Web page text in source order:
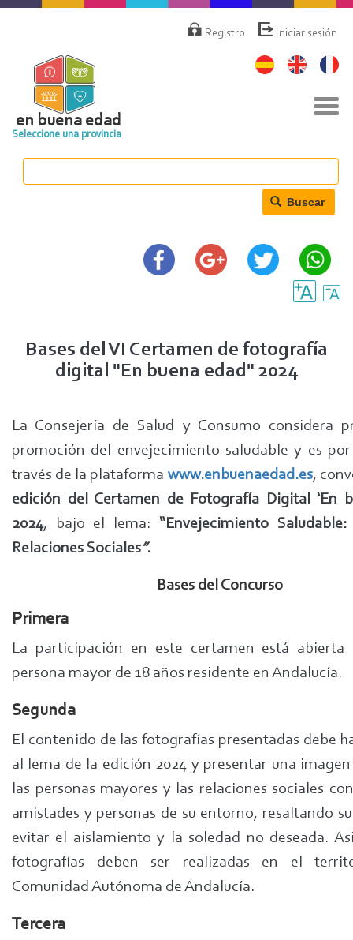
Pasar
contenido
principal
deRegistro Iniciar sesión
en buena edad
Seleccione una provincia
Buscar
Bases del VI Certamen de fotografía
digital "En buena edad" 2024
La Consejería de Salud y Consumo considera
promoción del envejecimiento saludable y es
través de la plataforma www.enbuenaedad.es,
edición del Certamen de Fotografía Digital ‘En
2024, bajo el lema: “Envejecimiento
Relaciones Sociales”.
Bases del Concurso
Primera
La participación en este certamen está abierta
persona mayor de 18 años residente en Andalucía.
Segunda
El contenido de las fotografías presentadas debe
al lema de la edición 2024 y presentar una
las personas mayores y las relaciones sociales
amistades y personas de su entorno, resaltando
evitar el aislamiento y la soledad no deseada.
fotografías deben ser realizadas en el
Comunidad Autónoma de Andalucía.
Tercera